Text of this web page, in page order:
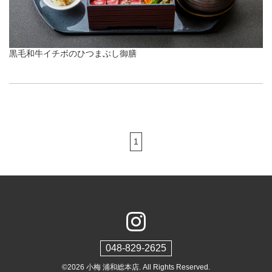
黒毛和牛イチボのひつまぶし御膳
1
048-829-2625
©2026 小梅 浦和総本店. All Rights Reserved.